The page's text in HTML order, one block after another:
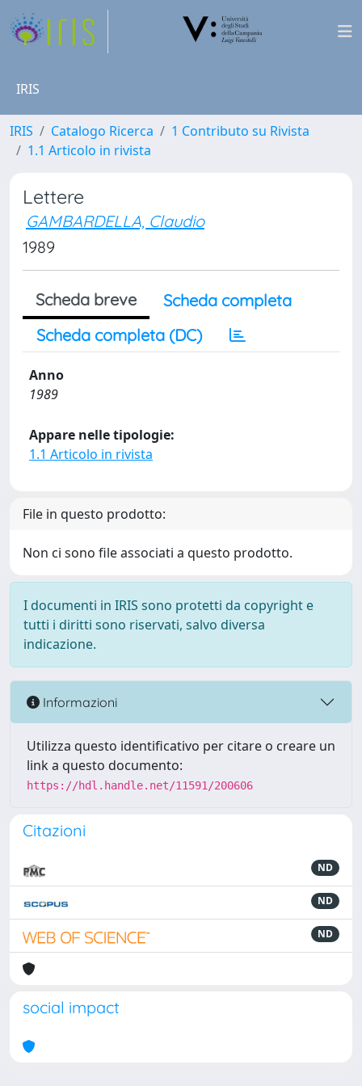
IRIS
IRIS Catalogo Ricerca
1 Contributo su Rivista
1.1 Articolo in rivista
Lettere
GAMBARDELLA, Claudio
1989
Scheda breve
Scheda completa
Scheda completa (DC)
Anno
1989
Appare nelle tipologie:
1.1 Articolo in rivista
File in questo prodotto:
Non ci sono file associati a questo prodotto.
I documenti in IRIS sono protetti da copyright e
tutti i diritti sono riservati, salvo diversa
indicazione.
Informazioni
Utilizza questo identificativo per citare o creare un
link a questo documento:
https://hdl.handle.net/11591/200606
Citazioni
ND
ND
ND
social impact